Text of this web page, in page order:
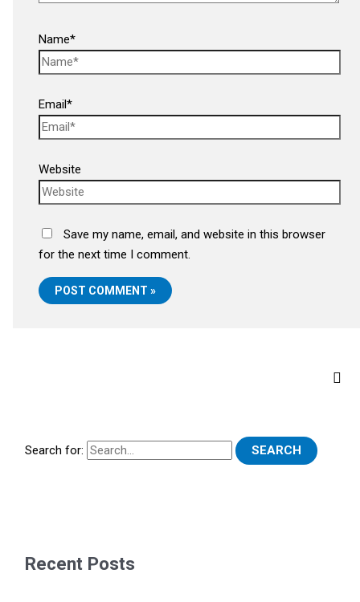
Search for:
Recent Posts
Name*
Email*
Website
Save my name, email, and website in this browser
for the next time I comment.